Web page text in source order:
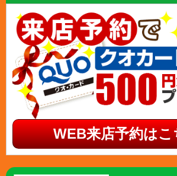
WEB来店予約は